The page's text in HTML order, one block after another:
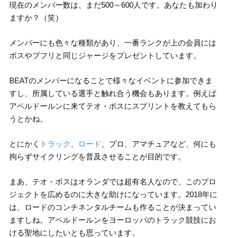
現在のメンバー数は、まだ500～600人です。あなたも加わり
ますか？（笑）
メンバーにも色々な種類があり、一番ランクが上の会員には
ボスやブフリと同じジャージをプレゼントしています。
BEATのメンバーになることで様々なイベントに参加できま
すし、所属している選手と触れ合う機会もあります。例えば
アペルドールンに来てテオ・ボスにスプリントを教えてもら
うとかね。
とにかく トラック ロード
、プロ、アマチュアなど、何にも
拘らずサイクリングを普及させることが目的です。
まあ、テオ・ボスはオランダでは超有名人なので、このプロ
ジェクトを広めるのに大きな助けになっています。2018年に
は、ロードのコンチネンタルチームも作ることが決まってい
ますしね。アペルドールンをヨーロッパのトラック競技にお
ける聖地にしたいとも思っています。